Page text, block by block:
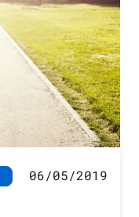
06/05/2019